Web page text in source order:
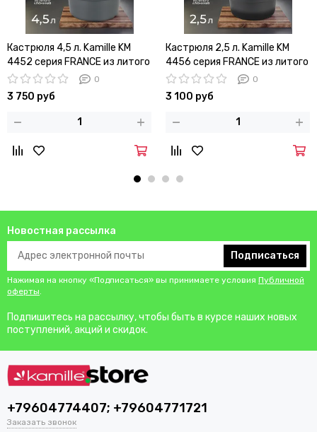
Кастрюля 4,5 л. Kamille KM
4452 серия FRANCE из литого
алюминия с антипригарным
покрытием
0
3 750 руб
Кастрюля 2,5 л. Kamille KM
4456 серия FRANCE из литого
алюминия с антипригарным
покрытием
0
3 100 руб
Новостная рассылка
Подписаться
Нажимая на кнопку «Подписаться» вы принимаете условия Публичной
оферты.
Подпишитесь на рассылку, чтобы быть в курсе наших новых
поступлений, акций и скидок.
+79604774407; +79604771721
Заказать звонок